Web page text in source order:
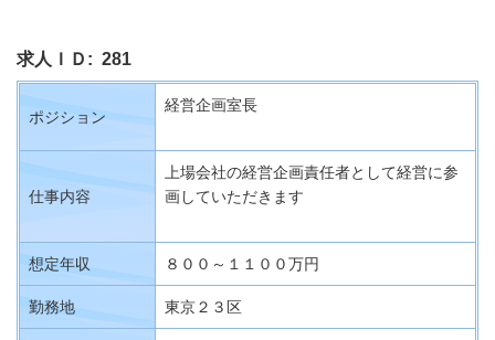
求人ＩＤ: 281
ポジション
経営企画室長
仕事内容
上場会社の経営企画責任者として経営に参
画していただきます
想定年収 ８００～１１００万円
勤務地 東京２３区